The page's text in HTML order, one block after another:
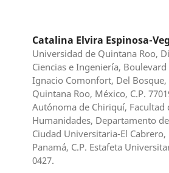
Catalina Elvira Espinosa-
Universidad de Quintana Roo,
Ciencias e Ingeniería, Boulevard
Ignacio Comonfort, Del Bosque,
Quintana Roo, México, C.P.
Autónoma de Chiriquí, Facultad
Humanidades, Departamento
Ciudad Universitaria-El
Panamá, C.P. Estafeta
0427.